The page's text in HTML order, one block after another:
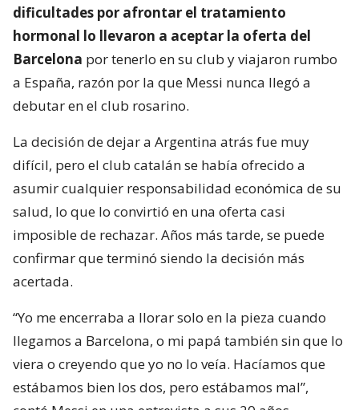
dificultades por afrontar el tratamiento
hormonal lo llevaron a aceptar la oferta del
Barcelona por tenerlo en su club y viajaron rumbo
a España, razón por la que Messi nunca llegó a
debutar en el club rosarino.
La decisión de dejar a Argentina atrás fue muy
difícil, pero el club catalán se había ofrecido a
asumir cualquier responsabilidad económica de su
salud, lo que lo convirtió en una oferta casi
imposible de rechazar. Años más tarde, se puede
confirmar que terminó siendo la decisión más
acertada.
“Yo me encerraba a llorar solo en la pieza cuando
llegamos a Barcelona, o mi papá también sin que lo
viera o creyendo que yo no lo veía. Hacíamos que
estábamos bien los dos, pero estábamos mal”,